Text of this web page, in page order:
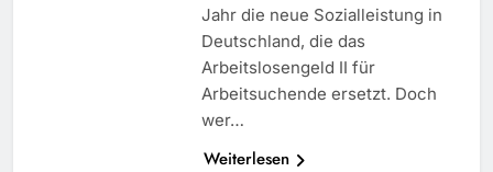
Jahr die neue Sozialleistung in
Deutschland, die das
Arbeitslosengeld II für
Arbeitsuchende ersetzt. Doch
wer…
Weiterlesen